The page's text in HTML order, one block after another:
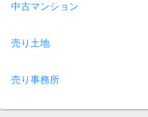
中古マンション
売り土地
売り事務所